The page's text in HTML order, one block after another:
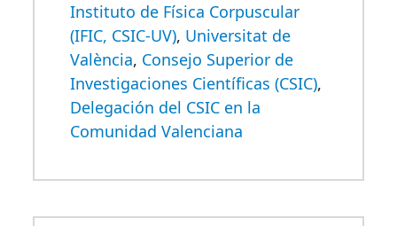
Instituto de Física Corpuscular
(IFIC, CSIC-UV), Universitat de
València, Consejo Superior de
Investigaciones Científicas (CSIC),
Delegación del CSIC en la
Comunidad Valenciana